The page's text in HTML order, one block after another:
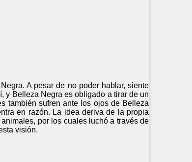
A pesar de no poder hablar, siente
y Belleza Negra es obligado a tirar de un
también sufren ante los ojos de Belleza
en razón. La idea deriva de la propia
por los cuales luchó a través de
visión.